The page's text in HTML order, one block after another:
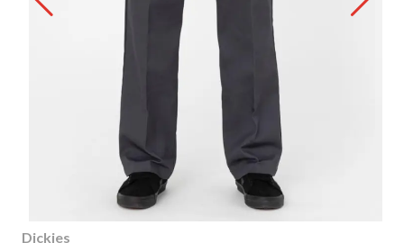
Dickies